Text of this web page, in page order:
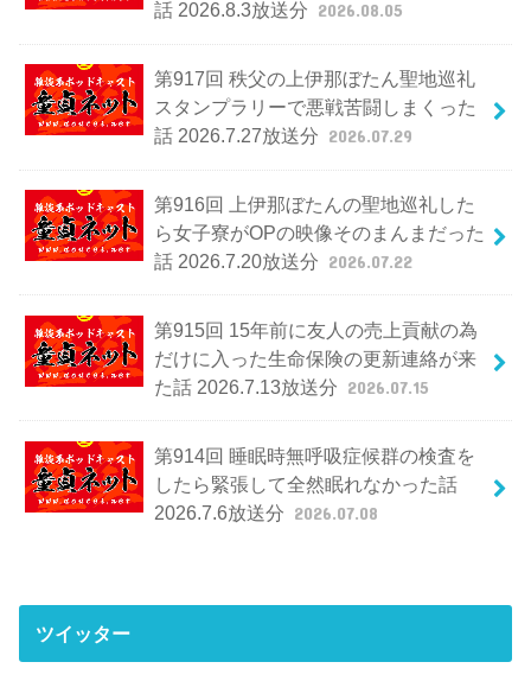
話 2026.8.3放送分 2026.08.05
第917回 秩父の上伊那ぼたん聖地巡礼
スタンプラリーで悪戦苦闘しまくった
話 2026.7.27放送分 2026.07.29
第916回 上伊那ぼたんの聖地巡礼した
ら女子寮がOPの映像そのまんまだった
話 2026.7.20放送分 2026.07.22
第915回 15年前に友人の売上貢献の為
だけに入った生命保険の更新連絡が来
た話 2026.7.13放送分 2026.07.15
第914回 睡眠時無呼吸症候群の検査を
したら緊張して全然眠れなかった話
2026.7.6放送分 2026.07.08
ツイッター